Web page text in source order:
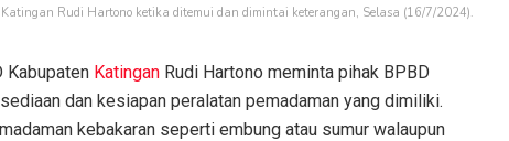
Rudi Hartono ketika ditemui dan dimintai keterangan, Selasa (16/7/2024).
Kabupaten Katingan Rudi Hartono meminta pihak BPBD
dan kesiapan peralatan pemadaman yang dimiliki.
kebakaran seperti embung atau sumur walaupun